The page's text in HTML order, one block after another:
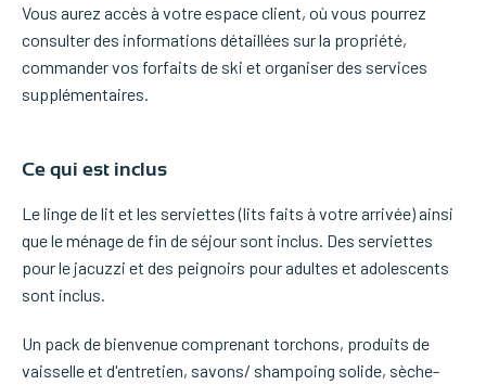
Vous aurez accès à votre espace client, où vous pourrez
consulter des informations détaillées sur la propriété,
commander vos forfaits de ski et organiser des services
supplémentaires.
Ce qui est inclus
Le linge de lit et les serviettes (lits faits à votre arrivée) ainsi
que le ménage de fin de séjour sont inclus. Des serviettes
pour le jacuzzi et des peignoirs pour adultes et adolescents
sont inclus.
Un pack de bienvenue comprenant torchons, produits de
vaisselle et d'entretien, savons/ shampoing solide, sèche-